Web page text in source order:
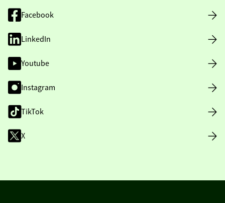
Facebook
LinkedIn
Youtube
Instagram
TikTok
X